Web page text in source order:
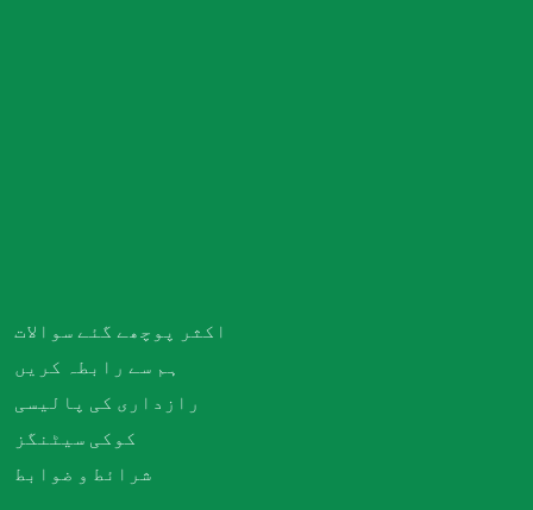
اکثر پوچھے گئے سوالات
ہم سے رابطہ کریں
رازداری کی پالیسی
کوکی سیٹنگز
شرائط و ضوابط